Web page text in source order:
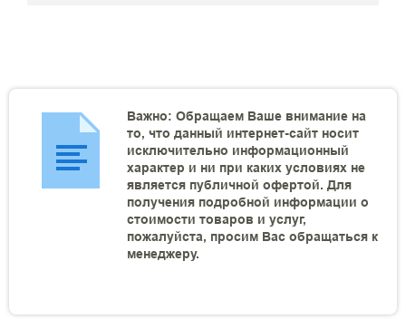
Важно: Обращаем Ваше внимание на
то, что данный интернет-сайт носит
исключительно информационный
характер и ни при каких условиях не
является публичной офертой. Для
получения подробной информации о
стоимости товаров и услуг,
пожалуйста, просим Вас обращаться к
менеджеру.